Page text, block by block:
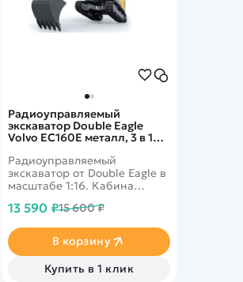
Радиоуправляемый
экскаватор Double Eagle
Volvo EC160E металл, 3 в 1
003
Радиоуправляемый
экскаватор от Double Eagle в
масштабе 1:16. Кабина
Машина имеет подвижный
который можно менять на
грейферный захват или
отбойный молот. Оснащена
световыми и звуковыми
13 590 ₽15 600 ₽
В корзину
Купить в 1 клик